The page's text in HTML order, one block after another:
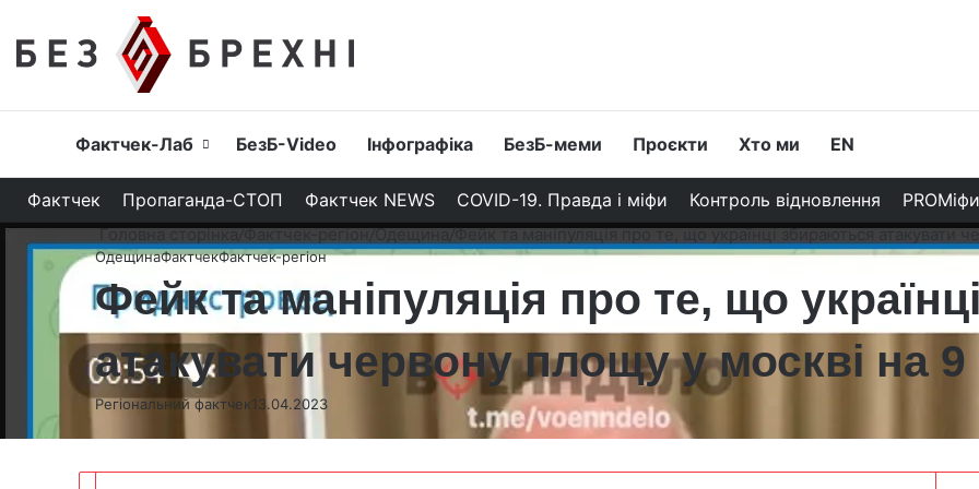
Головна
Фактчек-Лаб БезБ-Video Інфографіка БезБ-меми Проєкти Хто ми EN
Фактчек Пропаганда-СТОП Фактчек NEWS COVID-19. Правда і міфи Контроль відновлення PROМіфи
Головна сторінка/Фактчек-регіон/Одещина/Фейк та маніпуляція про те, що українці збираються атакувати
ОдещинаФактчекФактчек-регіон
Фейк та маніпуляція про те, що
атакувати червону площу у москві на 9
Регіональний фактчек13.04.2023